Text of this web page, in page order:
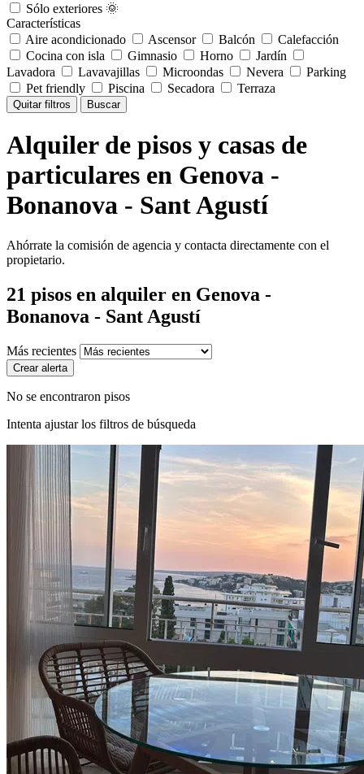
Sólo exteriores 🌞
Características
Aire acondicionado
Ascensor Balcón
Calefacción
Cocina con isla
Gimnasio Horno
Jardín
Lavadora
Lavavajillas Microondas Nevera
Parking
Pet friendly
Piscina Secadora Terraza
Quitar filtros Buscar
Alquiler de pisos y casas de
particulares en Genova -
Bonanova - Sant Agustí
Ahórrate la comisión de agencia y contacta directamente con el
propietario.
21 pisos en alquiler en Genova -
Bonanova - Sant Agustí
Más recientes
Crear alerta
No se encontraron pisos
Intenta ajustar los filtros de búsqueda